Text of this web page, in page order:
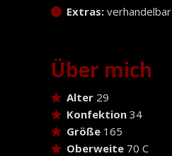
Extras: verhandelbar
Über mich
Alter 29
Konfektion 34
Größe 165
Oberweite 70 C